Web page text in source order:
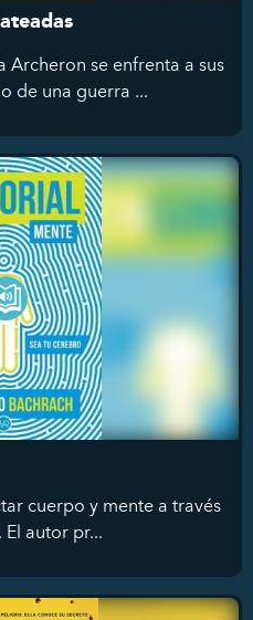
Archeron se enfrenta a sus
de una guerra ...
cuerpo y mente a través
autor pr...